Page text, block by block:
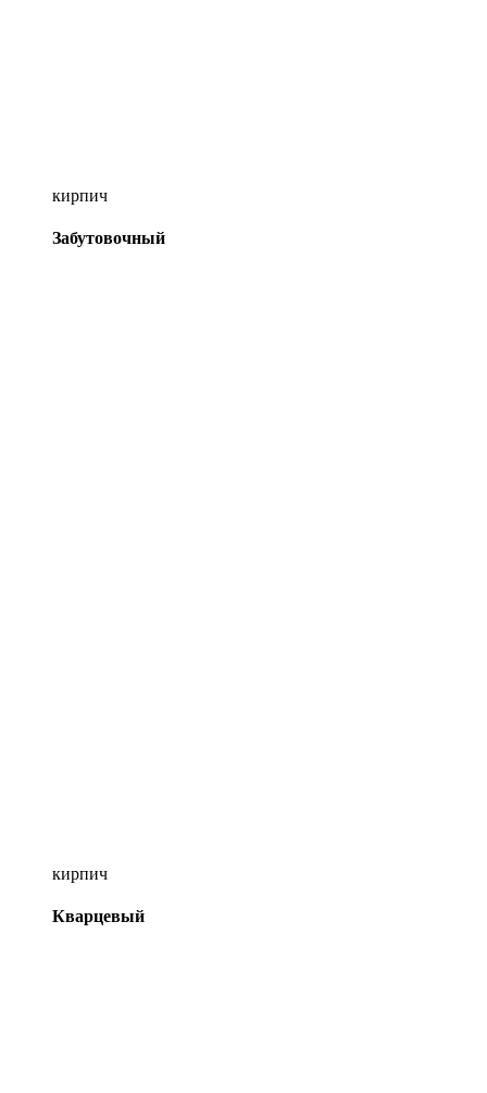
кирпич
Забутовочный
кирпич
Кварцевый